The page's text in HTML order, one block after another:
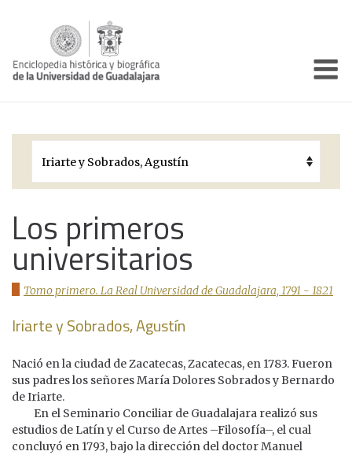
Períodos Históricos
Galería
Documentos institucionales
Los primeros
universitarios
Tomo primero. La Real Universidad de Guadalajara, 1791 - 1821
Iriarte y Sobrados, Agustín
Nació en la ciudad de Zacatecas, Zacatecas, en 1783. Fueron
sus padres los señores María Dolores Sobrados y Bernardo
de Iriarte.
En el Seminario Conciliar de Guadalajara realizó sus
estudios de Latín y el Curso de Artes –Filosofía–, el cual
concluyó en 1793, bajo la dirección del doctor Manuel